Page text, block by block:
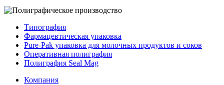
Типография
Фармацевтическая упаковка
Pure-Pak упаковка для молочных продуктов и соков
Оперативная полиграфия
Полиграфия Seal Mag
Компания